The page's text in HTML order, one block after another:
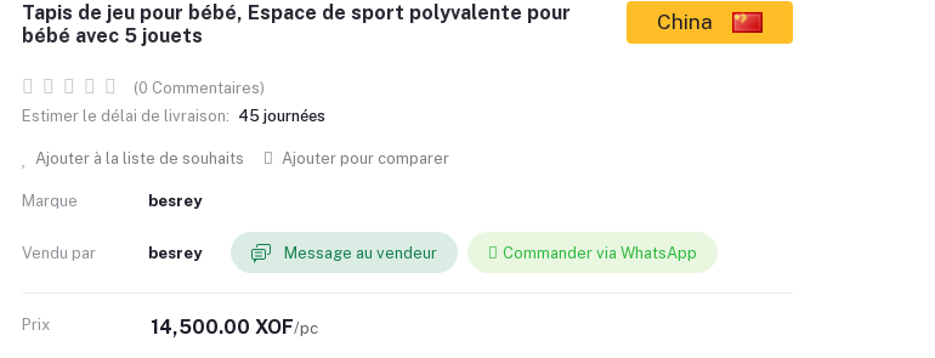
Tapis de jeu pour bébé, Espace de sport polyvalente pour
bébé avec 5 jouets
China
(0 Commentaires)
Estimer le délai de livraison: 45 journées
Ajouter à la liste de souhaits Ajouter pour comparer
Marque besrey
Vendu par besrey Message au vendeur Commander via WhatsApp
Prix 14,500.00 XOF/pc